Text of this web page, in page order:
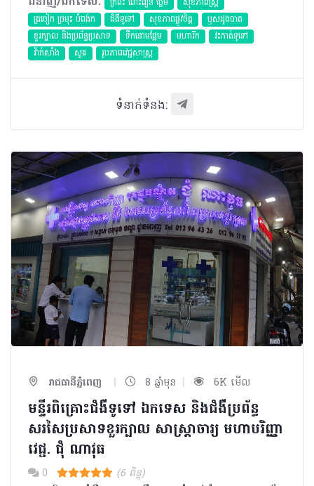
ក្រពះ ពោះវៀន ថ្លើម
សុខភាពស្រ្តី
ត្រចៀក ច្រមុះ បំពង់ក
ជំងឺទូទៅ សុខភាពផ្លូវចិត្ត
ឫសដូងបាត
ខួរក្បាល និងប្រព័ន្ធប្រសាទ
ទឹកនោមផ្អែម មហារីក​
វះកាត់ទូទៅ
វ៉ាក់សាំង
សួត ​រូបភាពវេជ្ជសាស្រ្ត
ទំនាក់ទំនង:
រាជធានីភ្នំពេញ | 8 ឆ្នាំមុន | 6K មើល
មន្ទីរពិគ្រោះជំងឺទូទៅ ឯកទេស និងជំងឺប្រព័ន្ធ
សរសៃប្រសាទខួរក្បាល សាស្រ្តាចារ្យ មហាបរិញ្ញា
វេជ្ជ. ជុំ ណាវុធ
0 (6 ពិន្ទុ)